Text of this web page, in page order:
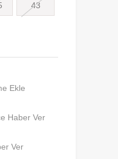
43
Ekle
Haber Ver
Ver